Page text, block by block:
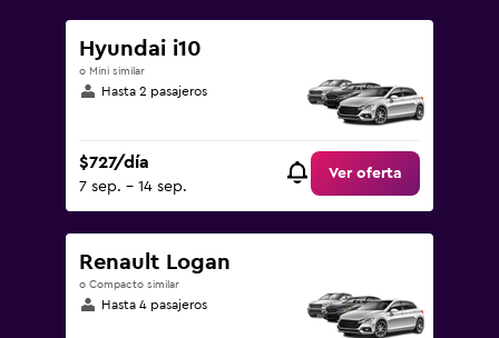
Hyundai i10
o Mini similar
Hasta 2 pasajeros
$727/día
7 sep. - 14 sep.
Ver oferta
Renault Logan
o Compacto similar
Hasta 4 pasajeros